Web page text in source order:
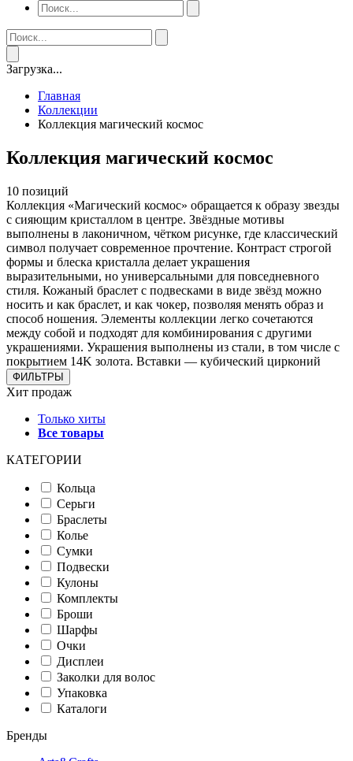
Загрузка...
Главная
Коллекции
Коллекция магический космос
Коллекция магический космос
10 позиций
Коллекция «Магический космос» обращается к образу звезды
с сияющим кристаллом в центре. Звёздные мотивы
выполнены в лаконичном, чётком рисунке, где классический
символ получает современное прочтение. Контраст строгой
формы и блеска кристалла делает украшения
выразительными, но универсальными для повседневного
стиля. Кожаный браслет с подвесками в виде звёзд можно
носить и как браслет, и как чокер, позволяя менять образ и
способ ношения. Элементы коллекции легко сочетаются
между собой и подходят для комбинирования с другими
украшениями. Украшения выполнены из стали, в том числе с
покрытием 14K золота. Вставки — кубический цирконий
ФИЛЬТРЫ
Хит продаж
Только хиты
Все товары
КАТЕГОРИИ
Кольца
Серьги
Браслеты
Колье
Сумки
Подвески
Кулоны
Комплекты
Броши
Шарфы
Очки
Дисплеи
Заколки для волос
Упаковка
Каталоги
Бренды